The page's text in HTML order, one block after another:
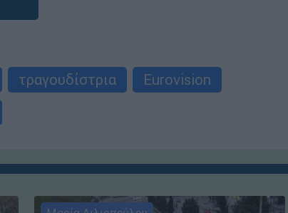
τραγουδίστρια
Eurovision